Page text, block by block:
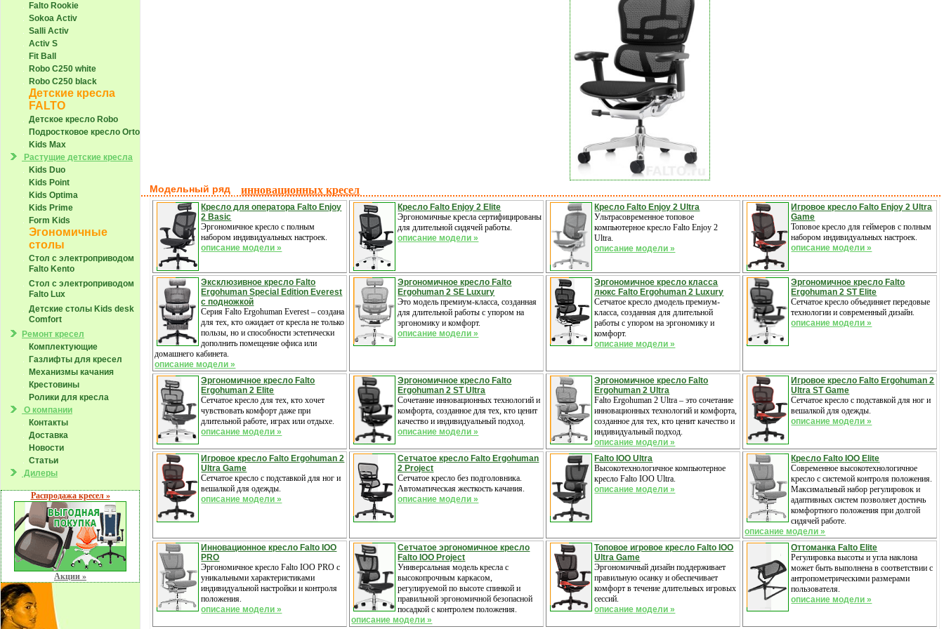
Falto Rookie
Sokoa Activ
Salli Activ
Activ S
Fit Ball
Robo С250 white
Robo С250 black
Детские кресла
FALTO
Детское кресло Robo
Подростковое кресло Orto
Kids Max
Растущие детские кресла
Kids Duo
Kids Point
Kids Optima
Kids Prime
Form Kids
Эгономичные
столы
Стол с электроприводом
Falto Kento
Стол с электроприводом
Falto Lux
Детские столы Kids desk
Comfort
Ремонт кресел
Комплектующие
Газлифты для кресел
Механизмы качания
Крестовины
Ролики для кресла
О компании
Контакты
Доставка
Новости
Статьи
Дилеры
Распродажа кресел »
Акции »
Модельный ряд инновационных кресел
Кресло для оператора Falto Enjoy
2 Basic
Эргономичное кресло с полным
набором индивидуальных настроек.
описание модели »
Кресло Falto Enjoy 2 Elite
Эргономичные кресла сертифицированы
для длительной сидячей работы.
описание модели »
Кресло Falto Enjoy 2 Ultra
Ультрасовременное топовое
компьютерное кресло Falto Enjoy 2
Ultra.
описание модели »
Игровое кресло Falto Enjoy 2 Ultra
Game
Топовое кресло для геймеров с полным
набором индивидуальных настроек.
описание модели »
Эксклюзивное кресло Falto
Ergohuman Special Edition Everest
c подножкой
Серия Falto Ergohuman Everest – создана
для тех, кто ожидает от кресла не только
пользы, но и способности эстетически
дополнить помещение офиса или
домашнего кабинета.
описание модели »
Эргономичное кресло Falto
Ergohuman 2 SE Luxury
Это модель премиум-класса, созданная
для длительной работы с упором на
эргономику и комфорт.
описание модели »
Эргономичное кресло класса
люкс Falto Ergohuman 2 Luxury
Сетчатое кресло дмодель премиум-
класса, созданная для длительной
работы с упором на эргономику и
комфорт.
описание модели »
Эргономичное кресло Falto
Ergohuman 2 ST Elite
Сетчатое кресло объединяет передовые
технологии и современный дизайн.
описание модели »
Эргономичное кресло Falto
Ergohuman 2 Elite
Сетчатое кресло для тех, кто хочет
чувствовать комфорт даже при
длительной работе, играх или отдыхе.
описание модели »
Эргономичное кресло Falto
Ergohuman 2 ST Ultra
Сочетание инновационных технологий и
комфорта, созданное для тех, кто ценит
качество и индивидуальный подход.
описание модели »
Эргономичное кресло Falto
Ergohuman 2 Ultra
Falto Ergohuman 2 Ultra – это сочетание
инновационных технологий и комфорта,
созданное для тех, кто ценит качество и
индивидуальный подход.
описание модели »
Игровое кресло Falto Ergohuman 2
Ultra ST Game
Сетчатое кресло с подставкой для ног и
вешалкой для одежды.
описание модели »
Игровое кресло Falto Ergohuman 2
Ultra Game
Сетчатое кресло с подставкой для ног и
вешалкой для одежды.
описание модели »
Сетчатое кресло Falto Ergohuman
2 Project
Сетчатое кресло без подголовника.
Автоматическая жесткость качания.
описание модели »
Falto IOO Ultra
Высокотехнологичное компьютерное
кресло Falto IOO Ultra.
описание модели »
Кресло Falto IOO Elite
Современное высокотехнологичное
кресло с системой контроля положения.
Максимальный набор регулировок и
адаптивных систем позволяет достичь
комфортного положения при долгой
сидячей работе.
описание модели »
Инновационное кресло Falto IOO
PRO
Эргономичное кресло Falto IOO PRO с
уникальными характеристиками
индивидуальной настройки и контроля
положения.
описание модели »
Сетчатое эргономичное кресло
Falto IOO Project
Универсальная модель кресла с
высокопрочным каркасом,
регулируемой по высоте спинкой и
правильной эргономичной безопасной
посадкой с контролем положения.
описание модели »
Топовое игровое кресло Falto IOO
Ultra Game
Эргономичный дизайн поддерживает
правильную осанку и обеспечивает
комфорт в течение длительных игровых
сессий.
описание модели »
Оттоманка Falto Elite
Регулировка высоты и угла наклона
может быть выполнена в соответствии с
антропометрическими размерами
пользователя.
описание модели »